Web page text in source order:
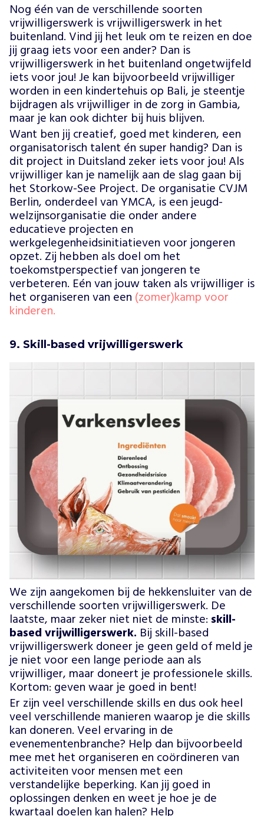
Nog één van de verschillende soorten
vrijwilligerswerk is vrijwilligerswerk in het
buitenland. Vind jij het leuk om te reizen en doe
jij graag iets voor een ander? Dan is
vrijwilligerswerk in het buitenland ongetwijfeld
iets voor jou! Je kan bijvoorbeeld vrijwilliger
worden in een kindertehuis op Bali, je steentje
bijdragen als vrijwilliger in de zorg in Gambia,
maar je kan ook dichter bij huis blijven.
Want ben jij creatief, goed met kinderen, een
organisatorisch talent én super handig? Dan is
dit project in Duitsland zeker iets voor jou! Als
vrijwilliger kan je namelijk aan de slag gaan bij
het Storkow-See Project. De organisatie CVJM
Berlin, onderdeel van YMCA, is een jeugd-
welzijnsorganisatie die onder andere
educatieve projecten en
werkgelegenheidsinitiatieven voor jongeren
opzet. Zij hebben als doel om het
toekomstperspectief van jongeren te
verbeteren. Eén van jouw taken als vrijwilliger is
het organiseren van een (zomer)kamp voor
kinderen.
9. Skill-based vrijwilligerswerk
We zijn aangekomen bij de hekkensluiter van de
verschillende soorten vrijwilligerswerk. De
laatste, maar zeker niet niet de minste: skill-
based vrijwilligerswerk. Bij skill-based
vrijwilligerswerk doneer je geen geld of meld je
je niet voor een lange periode aan als
vrijwilliger, maar doneert je professionele skills.
Kortom: geven waar je goed in bent!
Er zijn veel verschillende skills en dus ook heel
veel verschillende manieren waarop je die skills
kan doneren. Veel ervaring in de
evenementenbranche? Help dan bijvoorbeeld
mee met het organiseren en coördineren van
activiteiten voor mensen met een
verstandelijke beperking. Kan jij goed in
oplossingen denken en weet je hoe je de